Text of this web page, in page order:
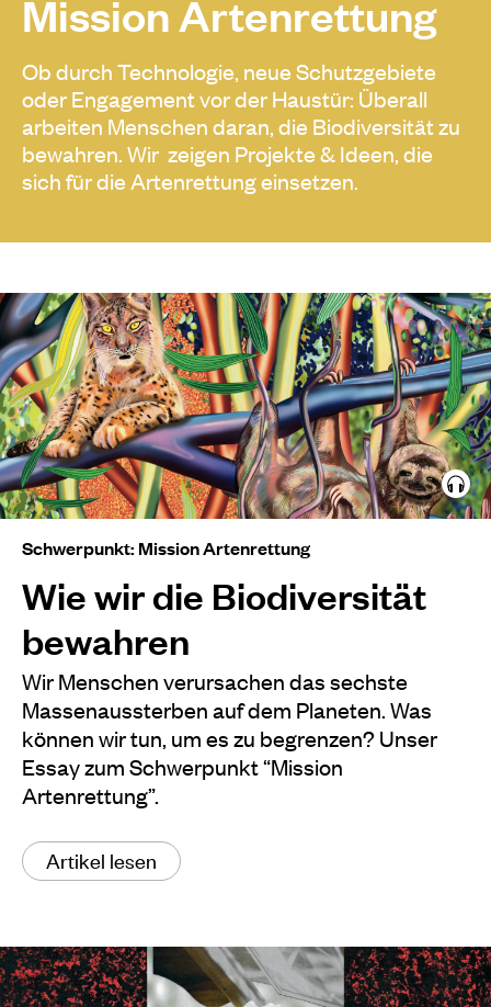
Mission Artenrettung
Ob durch Technologie, neue Schutzgebiete
oder Engagement vor der Haustür: Überall
arbeiten Menschen daran, die Biodiversität zu
bewahren. Wir zeigen Projekte & Ideen, die
sich für die Artenrettung einsetzen.
Schwerpunkt: Mission Artenrettung
Wie wir die Biodiversität
bewahren
Wir Menschen verursachen das sechste
Massenaussterben auf dem Planeten. Was
können wir tun, um es zu begrenzen? Unser
Essay zum Schwerpunkt “Mission
Artenrettung”.
Artikel lesen